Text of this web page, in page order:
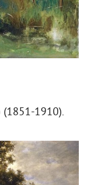
1910).